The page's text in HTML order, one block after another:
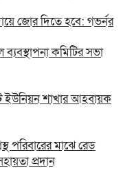
জোর দিতে হবে: গভর্নর
ব্যবস্থাপনা কমিটির সভা
ইউনিয়ন শাখার আহবায়ক
পরিবারের মাঝে রেড
প্রদান